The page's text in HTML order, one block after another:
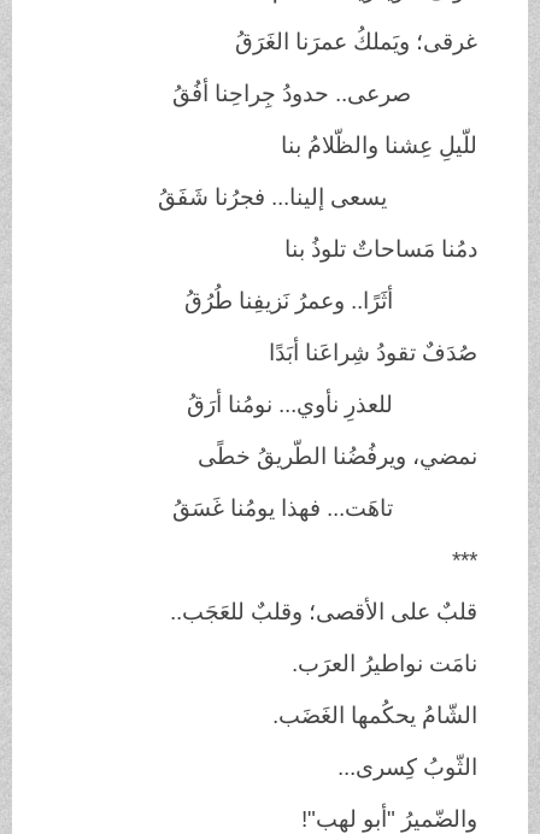
غرقى؛ ويَملكُ عمرَنا الغَرَقُ
صرعى.. حدودُ جِراحِنا أفُقُ
للّيلِ عِشنا والظّلامُ بنا
يسعى إلينا... فجرُنا شَفَقُ
دمُنا مَساحاتٌ تلوذُ بنا
أثَرًا.. وعمرُ نَزيفِنا طُرُقُ
صُدَفٌ تقودُ شِراعَنا أبَدًا
للعذرِ نأوي... نومُنا أرَقُ
نمضي، ويرفُضُنا الطّريقُ خطًى
تاهَت... فهذا يومُنا غَسَقُ
***
قلبٌ على الأقصى؛ وقلبٌ للعَجَب..
نامَت نواطيرُ العرَب.
الشّامُ يحكُمها الغَضَب.
الثّوبُ كِسرى...
والضّميرُ "أبو لهب"!